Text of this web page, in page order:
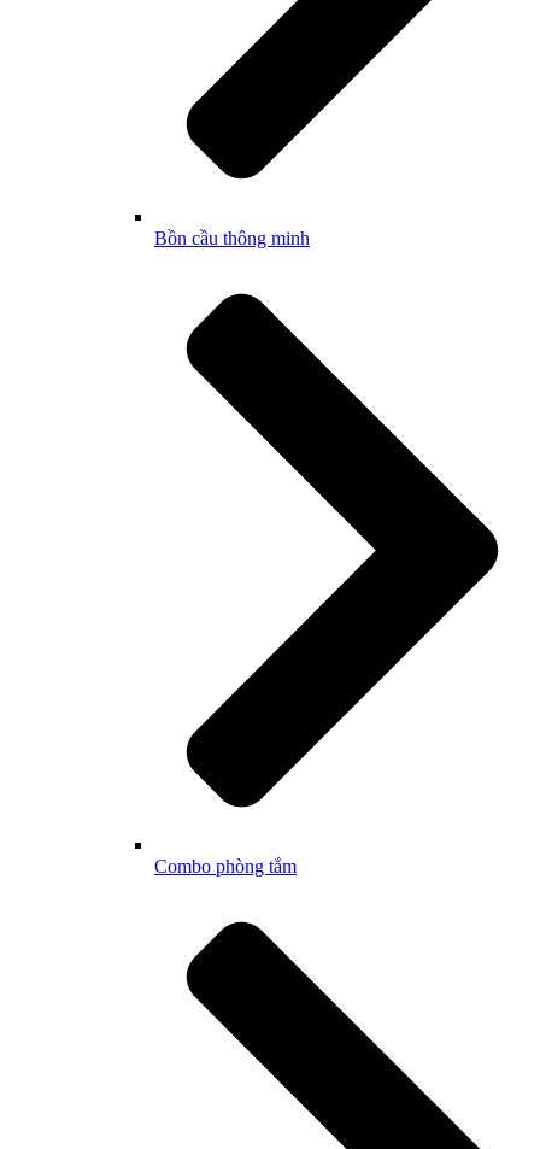
Bồn cầu thông minh
Combo phòng tắm